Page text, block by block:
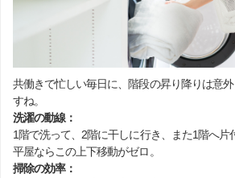
共働きで忙しい毎日に、階段の昇り降りは意
すね。
洗濯の動線：
1階で洗って、2階に干しに行き、また1階へ片
平屋ならこの上下移動がゼロ。
掃除の効率：